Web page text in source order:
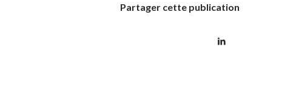
Partager cette publication